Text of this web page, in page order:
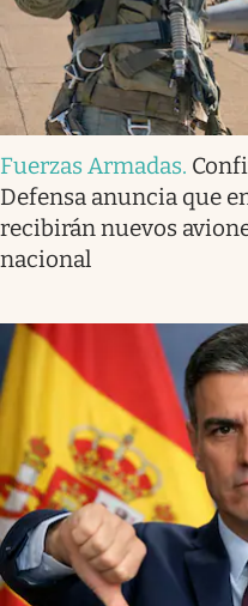
Fuerzas Armadas.
Defensa anuncia que
recibirán nuevos
nacional